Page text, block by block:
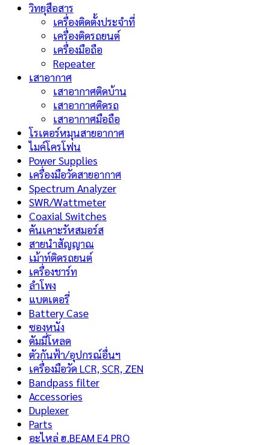
วิทยุสือสาร
เครื่องติดตั้งประจำที่
เครื่องติดรถยนต์
เครื่องมือถือ
Repeater
เสาอากาศ
เสาอากาศติดบ้าน
เสาอากาศติดรถ
เสาอากาศมือถือ
โรเตอร์หมุนสายอากาศ
ไมค์โครโฟน
Power Supplies
เครื่องมือวัดสายอากาศ
Spectrum Analyzer
SWR/Wattmeter
Coaxial Switches
คันเคาะรัหสมอร์ส
สายนำสัญญาณ
เม้าท์ติดรถยนต์
เครื่องชาร์ท
ลำโพง
แบตเตอรี่
Battery Case
ซองหนัง
ดัมมี่โหลด
ตัวกันฟ้า/อุปกรณ์อื่นฯ
เครื่องมือวัด LCR, SCR, ZEN
Bandpass filter
Accessories
Duplexer
Parts
อะไหล่ ฮ.BEAM E4 PRO